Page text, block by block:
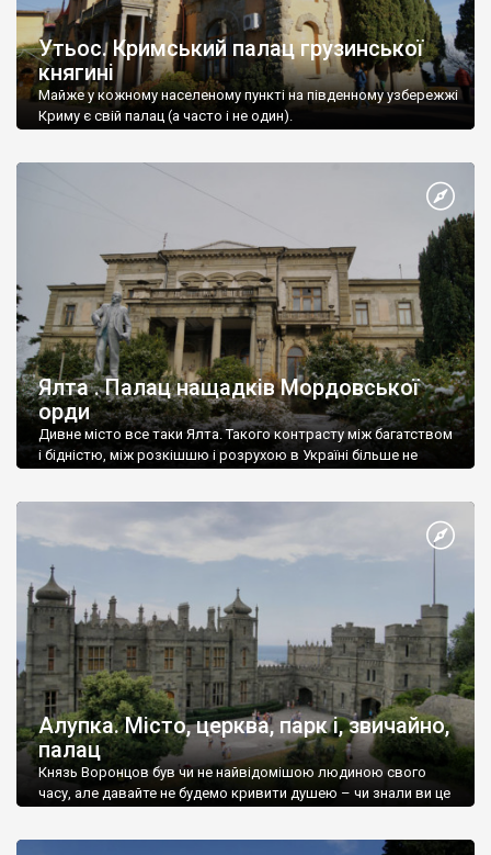
Утьос. Кримський палац грузинської
княгині
Майже у кожному населеному пункті на південному узбережжі
Криму є свій палац (а часто і не один).
Ялта . Палац нащадків Мордовської
орди
Дивне місто все таки Ялта. Такого контрасту між багатством
і бідністю, між розкішшю і розрухою в Україні більше не
Алупка. Місто, церква, парк і, звичайно,
палац
Князь Воронцов був чи не найвідомішою людиною свого
часу, але давайте не будемо кривити душею – чи знали ви це